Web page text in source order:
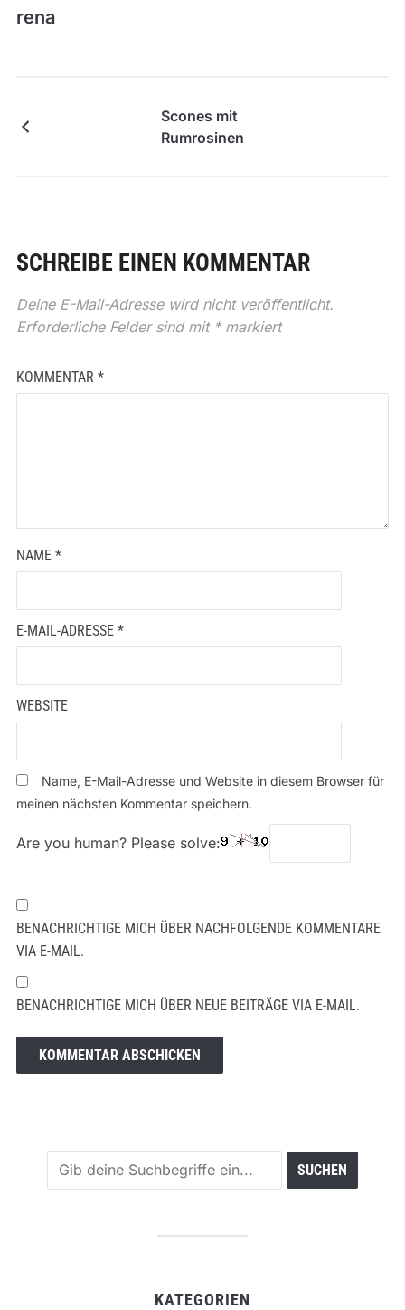
rena
Scones mit
Rumrosinen
SCHREIBE EINEN KOMMENTAR
Deine E-Mail-Adresse wird nicht veröffentlicht.
Erforderliche Felder sind mit *markiert
KOMMENTAR *
NAME *
E-MAIL-ADRESSE *
WEBSITE
Name, E-Mail-Adresse und Website in diesem Browser für
meinen nächsten Kommentar speichern.
Are you human? Please solve:
BENACHRICHTIGE MICH ÜBER NACHFOLGENDE KOMMENTARE
VIA E-MAIL.
BENACHRICHTIGE MICH ÜBER NEUE BEITRÄGE VIA E-MAIL.
KATEGORIEN